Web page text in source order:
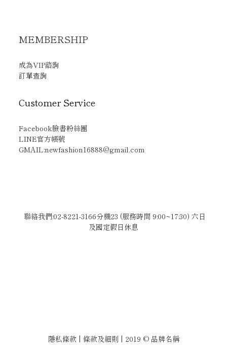
MEMBERSHIP
成為VIP諮詢
訂單查詢
Customer Service
Facebook臉書粉絲團
LINE官方帳號
GMAIL:newfashion16888@gmail.com
聯絡我們:02-8221-3166分機23 (服務時間 9:00~17:30) 六日
及國定假日休息
隱私條款 | 條款及細則 | 2019 © 品牌名稱